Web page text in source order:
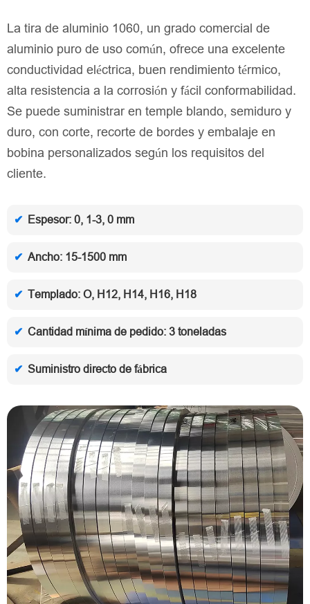
La tira de aluminio 1060, un grado comercial de
aluminio puro de uso común, ofrece una excelente
conductividad eléctrica, buen rendimiento térmico,
alta resistencia a la corrosión y fácil conformabilidad.
Se puede suministrar en temple blando, semiduro y
duro, con corte, recorte de bordes y embalaje en
bobina personalizados según los requisitos del
cliente.
Espesor: 0, 1-3, 0 mm
Ancho: 15-1500 mm
Templado: O, H12, H14, H16, H18
Cantidad mínima de pedido: 3 toneladas
Suministro directo de fábrica